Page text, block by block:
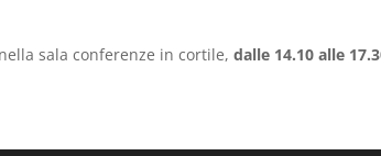
sala conferenze in cortile, dalle 14.10 alle